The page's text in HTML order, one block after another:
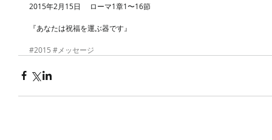
2015年2月15日　 ローマ1章1〜16節
『あなたは祝福を運ぶ器です』
#2015 #メッセージ